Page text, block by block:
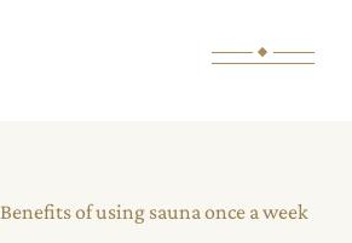
Benefits of using sauna once a week